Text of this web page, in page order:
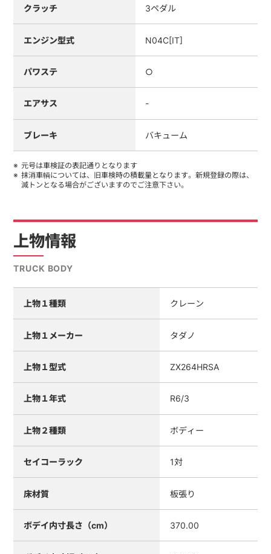
クラッチ 3ペダル
エンジン型式 N04C[IT]
パワステ ○
エアサス -
ブレーキ バキューム
元号は車検証の表記通りとなります
抹消車輌については、旧車検時の積載量となります。新規登録の際は、
減トンとなる場合がございますのでご注意下さい。
上物情報
TRUCK BODY
上物１種類 クレーン
上物１メーカー タダノ
上物１型式 ZX264HRSA
上物１年式 R6/3
上物２種類 ボディー
セイコーラック 1対
床材質 板張り
ボデイ内寸長さ（cm） 370.00